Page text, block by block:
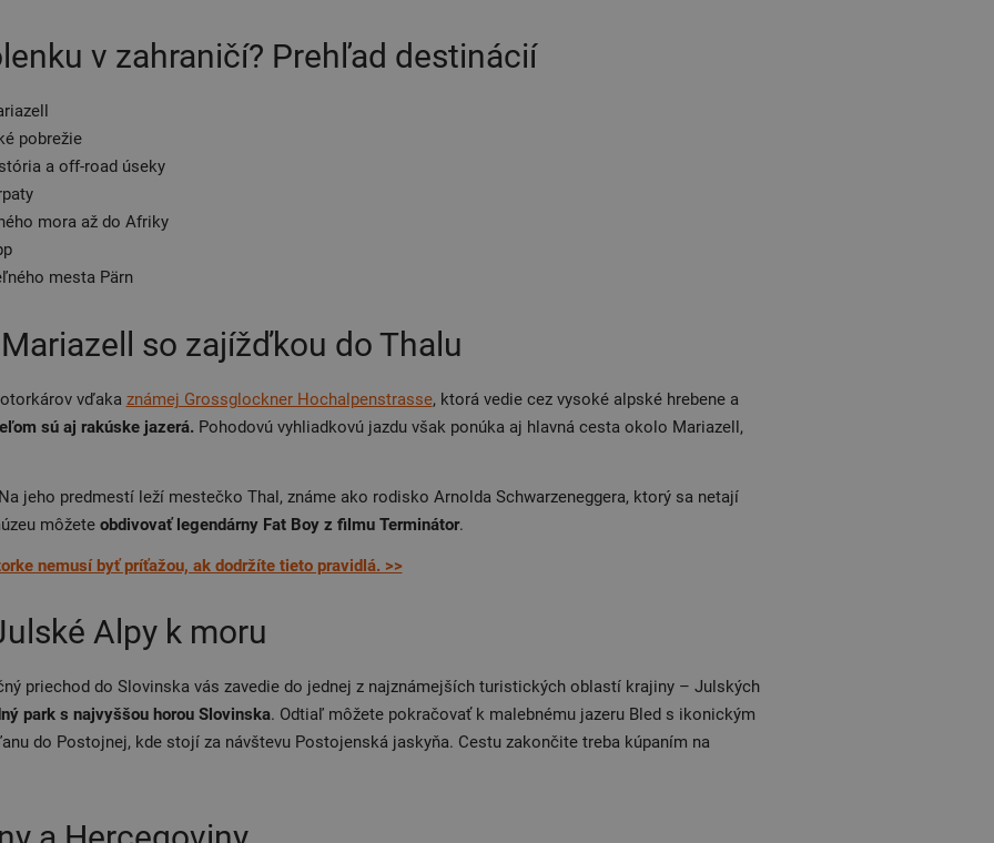
v zahraničí? Prehľad destinácií
pobrežie
a off-road úseky
mora až do Afriky
mesta Pärn
so zajížďkou do Thalu
vďaka známej Grossglockner Hochalpenstrasse, ktorá vedie cez vysoké alpské hrebene a
sú aj rakúske jazerá. Pohodovú vyhliadkovú jazdu však ponúka aj hlavná cesta okolo Mariazell,
jeho predmestí leží mestečko Thal, známe ako rodisko Arnolda Schwarzeneggera, ktorý sa netají
môžete obdivovať legendárny Fat Boy z filmu Terminátor.
nemusí byť príťažou, ak dodržíte tieto pravidlá. >>
Alpy k moru
priechod do Slovinska vás zavedie do jednej z najznámejších turistických oblastí krajiny – Julských
park s najvyššou horou Slovinska. Odtiaľ môžete pokračovať k malebnému jazeru Bled s ikonickým
do Postojnej, kde stojí za návštevu Postojenská jaskyňa. Cestu zakončite treba kúpaním na